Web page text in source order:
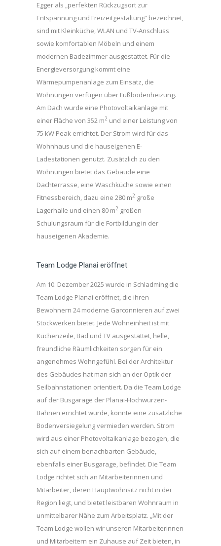
Egger als „perfekten Rückzugsort zur
Entspannung und Freizeitgestaltung“ bezeichnet,
sind mit Kleinküche, WLAN und TV-Anschluss
sowie komfortablen Möbeln und einem
modernen Badezimmer ausgestattet. Für die
Energieversorgung kommt eine
Wärmepumpenanlage zum Einsatz, die
Wohnungen verfügen über Fußbodenheizung.
Am Dach wurde eine Photovoltaikanlage mit
einer Fläche von 352 m2 und einer Leistung von
75 kW Peak errichtet. Der Strom wird für das
Wohnhaus und die hauseigenen E-
Ladestationen genutzt. Zusätzlich zu den
Wohnungen bietet das Gebäude eine
Dachterrasse, eine Waschküche sowie einen
Fitnessbereich, dazu eine 280 m2 große
Lagerhalle und einen 80 m2 großen
Schulungsraum für die Fortbildung in der
hauseigenen Akademie.
Team Lodge Planai eröffnet
Am 10. Dezember 2025 wurde in Schladming die
Team Lodge Planai eröffnet, die ihren
Bewohnern 24 moderne Garconnieren auf zwei
Stockwerken bietet. Jede Wohneinheit ist mit
Küchenzeile, Bad und TV ausgestattet, helle,
freundliche Räumlichkeiten sorgen für ein
angenehmes Wohngefühl. Bei der Architektur
des Gebäudes hat man sich an der Optik der
Seilbahnstationen orientiert. Da die Team Lodge
auf der Busgarage der Planai-Hochwurzen-
Bahnen errichtet wurde, konnte eine zusätzliche
Bodenversiegelung vermieden werden. Strom
wird aus einer Photovoltaikanlage bezogen, die
sich auf einem benachbarten Gebäude,
ebenfalls einer Busgarage, befindet. Die Team
Lodge richtet sich an Mitarbeiterinnen und
Mitarbeiter, deren Hauptwohnsitz nicht in der
Region liegt, und bietet leistbaren Wohnraum in
unmittelbarer Nähe zum Arbeitsplatz. „Mit der
Team Lodge wollen wir unseren Mitarbeiterinnen
und Mitarbeitern ein Zuhause auf Zeit bieten, in